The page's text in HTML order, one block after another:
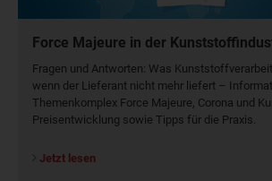
Force Majeure in der
Fragen und Antworten: Was
wenn der Lieferant nicht mehr liefert –
Themenkomplex Force Majeure, Corona und
Preisentwicklung sowie Tipps für die Praxis.
Jetzt lesen